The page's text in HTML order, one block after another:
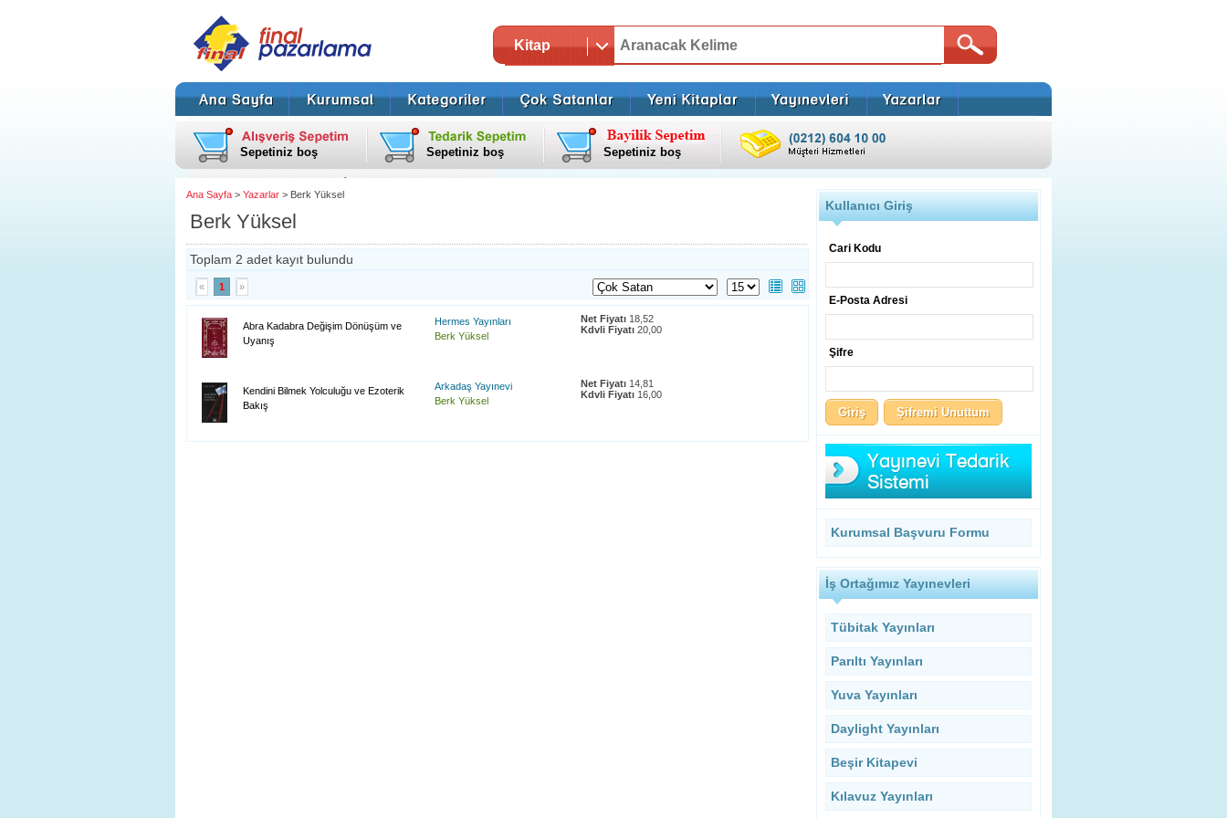
Kitap
Sepetiniz boş Sepetiniz boş Sepetiniz boş
Ana Sayfa > Yazarlar > Berk Yüksel
Berk Yüksel
Toplam 2 adet kayıt bulundu
« 1 »
Abra Kadabra Değişim Dönüşüm ve
Uyanış
Hermes Yayınları
Berk Yüksel
Net Fiyatı 18,52
Kdvli Fiyatı 20,00
Kendini Bilmek Yolculuğu ve Ezoterik
Bakış
Arkadaş Yayınevi
Berk Yüksel
Net Fiyatı 14,81
Kdvli Fiyatı 16,00
Kullanıcı Giriş
Cari Kodu
E-Posta Adresi
Şifre
Şifremi Unuttum
Kurumsal Başvuru Formu
İş Ortağımız Yayınevleri
Tübitak Yayınları
Parıltı Yayınları
Yuva Yayınları
Daylight Yayınları
Beşir Kitapevi
Kılavuz Yayınları